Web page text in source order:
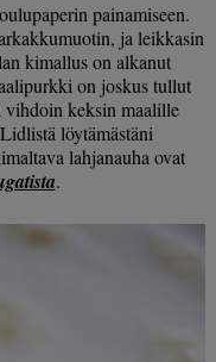
painamiseen.
ja leikkasin
kimallus on alkanut
on joskus tullut
vihdoin keksin maalille
löytämästäni
lahjanauha ovat
.